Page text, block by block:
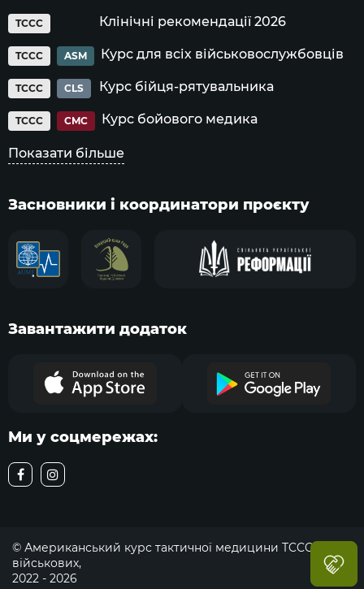
TCCC Клінічні рекомендації 2026
TCCC ASM Курс для всіх військовослужбовців
TCCC CLS Курс бійця-рятувальника
TCCC CMC Курс бойового медика
Показати більше
Засновники і координатори проєкту
Завантажити додаток
Ми у соцмережах:
© Американський курс тактичної медицини TCCC для
військових,
2022 - 2026